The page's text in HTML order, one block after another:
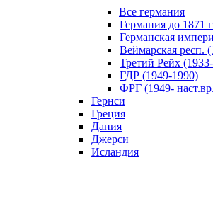
Все германия
Германия до 1871
Германская
Веймарская респ.
Третий Рейх
ГДР (1949-1990)
ФРГ (1949-
Гернси
Греция
Дания
Джерси
Исландия